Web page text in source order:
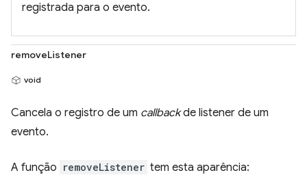
registrada para o evento.
removeListener
void
Cancela o registro de um callbackde listener de um
evento.
A função removeListener tem esta aparência: